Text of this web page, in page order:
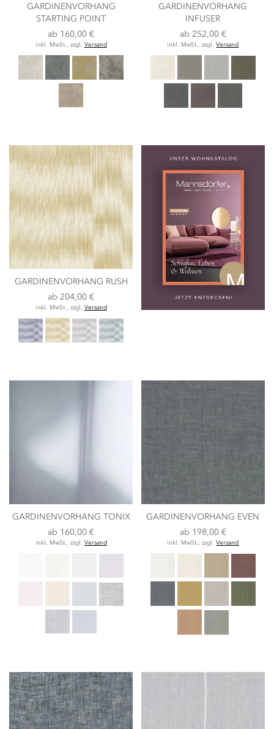
GARDINENVORHANG
STARTING POINT
ab 160,00 €
inkl. MwSt., zzgl. Versand
GARDINENVORHANG
INFUSER
ab 252,00 €
inkl. MwSt., zzgl.Versand
GARDINENVORHANG RUSH
ab204,00 €
inkl. MwSt., zzgl. Versand
GARDINENVORHANG TONIX
ab 160,00 €
inkl. MwSt., zzgl. Versand
GARDINENVORHANG EVEN
ab 198,00 €
inkl. MwSt., zzgl.Versand